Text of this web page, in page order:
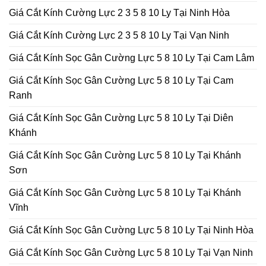
Giá Cắt Kính Cường Lực 2 3 5 8 10 Ly Tại Ninh Hòa
Giá Cắt Kính Cường Lực 2 3 5 8 10 Ly Tại Vạn Ninh
Giá Cắt Kính Sọc Gân Cường Lực 5 8 10 Ly Tại Cam Lâm
Giá Cắt Kính Sọc Gân Cường Lực 5 8 10 Ly Tại Cam
Ranh
Giá Cắt Kính Sọc Gân Cường Lực 5 8 10 Ly Tại Diên
Khánh
Giá Cắt Kính Sọc Gân Cường Lực 5 8 10 Ly Tại Khánh
Sơn
Giá Cắt Kính Sọc Gân Cường Lực 5 8 10 Ly Tại Khánh
Vĩnh
Giá Cắt Kính Sọc Gân Cường Lực 5 8 10 Ly Tại Ninh Hòa
Giá Cắt Kính Sọc Gân Cường Lực 5 8 10 Ly Tại Vạn Ninh